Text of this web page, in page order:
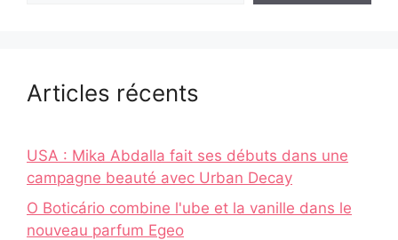
Articles récents
USA : Mika Abdalla fait ses débuts dans une
campagne beauté avec Urban Decay
O Boticário combine l'ube et la vanille dans le
nouveau parfum Egeo